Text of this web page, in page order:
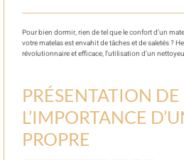
Pour bien dormir, rien de tel que le confort d’un
votre matelas est envahit de tâches et de saletés ?
révolutionnaire et efficace, l’utilisation d’un
PRÉSENTATION DE
L’IMPORTANCE
PROPRE